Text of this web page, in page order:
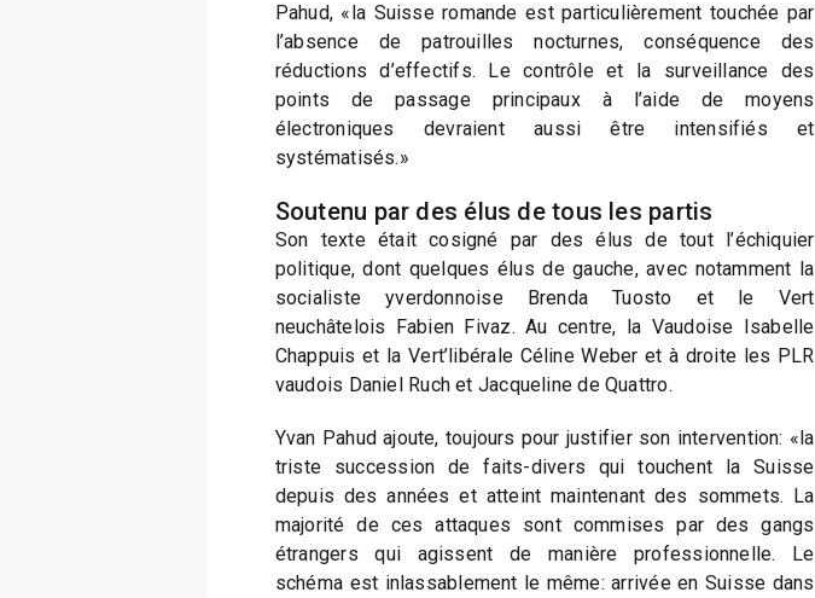
Pahud, «la Suisse romande est particulièrement touchée par
l’absence de patrouilles nocturnes, conséquence des
réductions d’effectifs. Le contrôle et la surveillance des
points de passage principaux à l’aide de moyens
électroniques devraient aussi être intensifiés et
systématisés.»
Soutenu par des élus de tous les partis
Son texte était cosigné par des élus de tout l’échiquier
politique, dont quelques élus de gauche, avec notamment la
socialiste yverdonnoise Brenda Tuosto et le Vert
neuchâtelois Fabien Fivaz. Au centre, la Vaudoise Isabelle
Chappuis et la Vert’libérale Céline Weber et à droite les PLR
vaudois Daniel Ruch et Jacqueline de Quattro.
Yvan Pahud ajoute, toujours pour justifier son intervention: «la
triste succession de faits-divers qui touchent la Suisse
depuis des années et atteint maintenant des sommets. La
majorité de ces attaques sont commises par des gangs
étrangers qui agissent de manière professionnelle. Le
schéma est inlassablement le même: arrivée en Suisse dans